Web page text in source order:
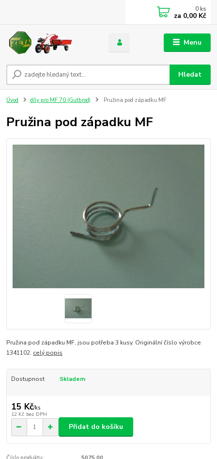
Menu
Hledat
0 ks
za 0,00 Kč
Úvod díly pro MF 70 (Gutbrod) Pružina pod západku MF
Pružina pod západku MF
Pružina pod západku MF, jsou potřeba 3 kusy. Originální číslo výrobce
1341102. celý popis
Dostupnost Skladem
15 Kč/ks
12 Kč bez DPH
Přidat do košíku